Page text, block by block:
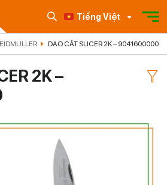
Tiếng Việt
DAO CẮT SLICER 2K – 9041600000
2K –